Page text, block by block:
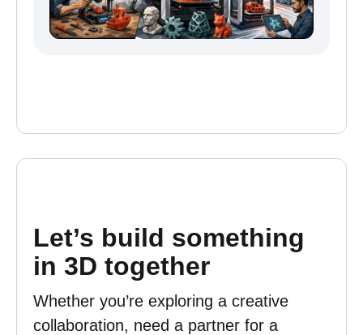
Let’s build something
in 3D together
Whether you’re exploring a creative
collaboration, need a partner for a